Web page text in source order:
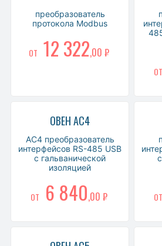
преобразователь
протокола Modbus
ОТ 12 322,00 ₽
ОТ
ОВЕН АС4
АС4 преобразователь
интерфейсов RS-485 USB
c гальванической
изоляцией
ОТ 6 840,00 ₽ ОТ